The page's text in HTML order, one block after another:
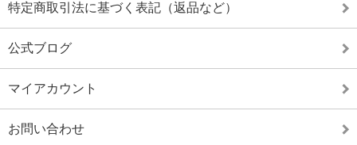
特定商取引法に基づく表記（返品など）
公式ブログ
マイアカウント
お問い合わせ